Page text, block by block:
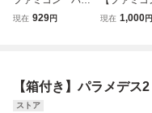
メデス 箱 説明
現在 929円
ト 5本セッ
トロゲーム
現在 1,000円
【箱付き】パラメデス
ストア